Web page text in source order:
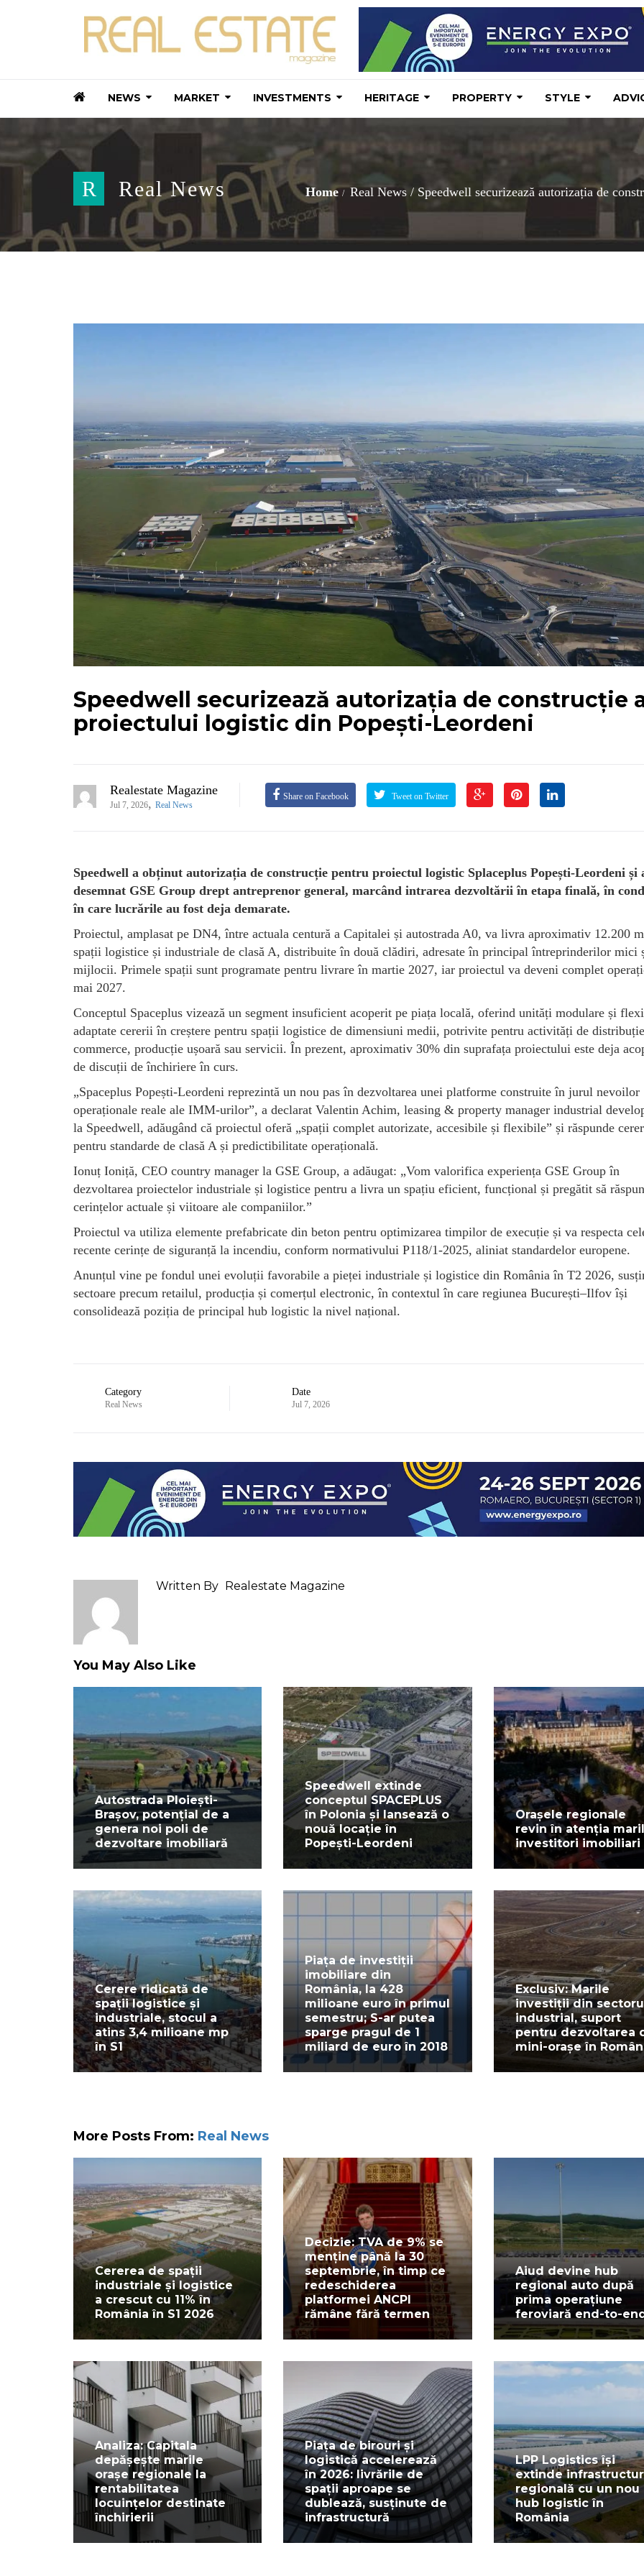
NEWS MARKET INVESTMENTS HERITAGE PROPERTY STYLE
R Real News Home Real News / Speedwell securizează autorizația de
Speedwell securizează autorizația de construcție
proiectului logistic din Popești-Leordeni
Realestate Magazine
Jul 7, 2026, Real News
Share on Facebook Tweet on Twitter
Speedwell a obținut autorizația de construcție pentru proiectul logistic Splaceplus Popești-Leordeni și
desemnat GSE Group drept antreprenor general, marcând intrarea dezvoltării în etapa finală, în
în care lucrările au fost deja demarate.
Proiectul, amplasat pe DN4, între actuala centură a Capitalei și autostrada A0, va livra aproximativ 12.200
spații logistice și industriale de clasă A, distribuite în două clădiri, adresate în principal întreprinderilor mici
mijlocii. Primele spații sunt programate pentru livrare în martie 2027, iar proiectul va deveni complet
mai 2027.
Conceptul Spaceplus vizează un segment insuficient acoperit pe piața locală, oferind unități modulare și
adaptate cererii în creștere pentru spații logistice de dimensiuni medii, potrivite pentru activități de
commerce, producție ușoară sau servicii. În prezent, aproximativ 30% din suprafața proiectului este deja
de discuții de închiriere în curs.
„Spaceplus Popești-Leordeni reprezintă un nou pas în dezvoltarea unei platforme construite în jurul nevoilor
operaționale reale ale IMM-urilor”, a declarat Valentin Achim, leasing & property manager industrial
la Speedwell, adăugând că proiectul oferă „spații complet autorizate, accesibile și flexibile” și răspunde
pentru standarde de clasă A și predictibilitate operațională.
Ionuț Ioniță, CEO country manager la GSE Group, a adăugat: „Vom valorifica experiența GSE Group în
dezvoltarea proiectelor industriale și logistice pentru a livra un spațiu eficient, funcțional și pregătit să
cerințelor actuale și viitoare ale companiilor.”
Proiectul va utiliza elemente prefabricate din beton pentru optimizarea timpilor de execuție și va respecta
recente cerințe de siguranță la incendiu, conform normativului P118/1-2025, aliniat standardelor europene.
Anunțul vine pe fondul unei evoluții favorabile a pieței industriale și logistice din România în T2 2026,
sectoare precum retailul, producția și comerțul electronic, în contextul în care regiunea București–Ilfov își
consolidează poziția de principal hub logistic la nivel național.
Category
Real News
Date
Jul 7, 2026
Written By Realestate Magazine
You May Also Like
Autostrada Ploiești-
Brașov, potențial de a
genera noi poli de
dezvoltare imobiliară
Speedwell extinde
conceptul SPACEPLUS
în Polonia și lansează o
nouă locație în
Popești-Leordeni
Orașele regionale
revin în atenția
investitori imobiliari
Cerere ridicată de
spații logistice și
industriale, stocul a
atins 3,4 milioane mp
în S1
Piața de investiții
imobiliare din
România, la 428
milioane euro în primul
semestru; S-ar putea
sparge pragul de 1
miliard de euro în 2018
Exclusiv: Marile
investiții din
industrial, suport
pentru dezvoltarea
mini-orașe în
More Posts From: Real News
Cererea de spații
industriale și logistice
a crescut cu 11% în
România în S1 2026
Decizie: TVA de 9% se
menține până la 30
septembrie, în timp ce
redeschiderea
platformei ANCPI
rămâne fără termen
Aiud devine hub
regional auto după
prima operațiune
feroviară end-to-
Analiza: Capitala
depășește marile
orașe regionale la
rentabilitatea
locuințelor destinate
închirierii
Piața de birouri și
logistică accelerează
în 2026: livrările de
spații aproape se
dublează, susținute de
infrastructură
LPP Logistics își
extinde
regională cu un nou
hub logistic în
România